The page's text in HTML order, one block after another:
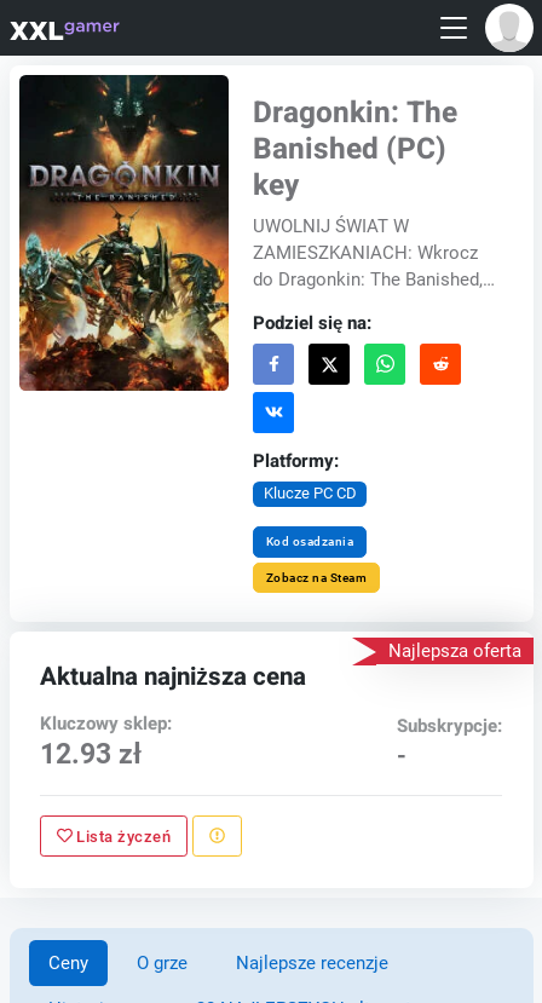
Dragonkin: The
Banished (PC)
key
UWOLNIJ ŚWIAT W
ZAMIESZKANIACH: Wkrocz
do Dragonkin: The Banished,
krwią, gdzie złowrogie
stworzenia wyłaniają się z
głębin zie...
Podziel się na:
Platformy:
Klucze PC CD
Kod osadzania
Zobacz na Steam
Najlepsza oferta
Aktualna najniższa cena
Kluczowy sklep:
12.93 zł
Subskrypcje:
-
Lista życzeń
Ceny O grze Najlepsze recenzje